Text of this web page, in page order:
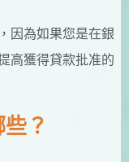
因為如果您是在銀
高獲得貸款批准的
？